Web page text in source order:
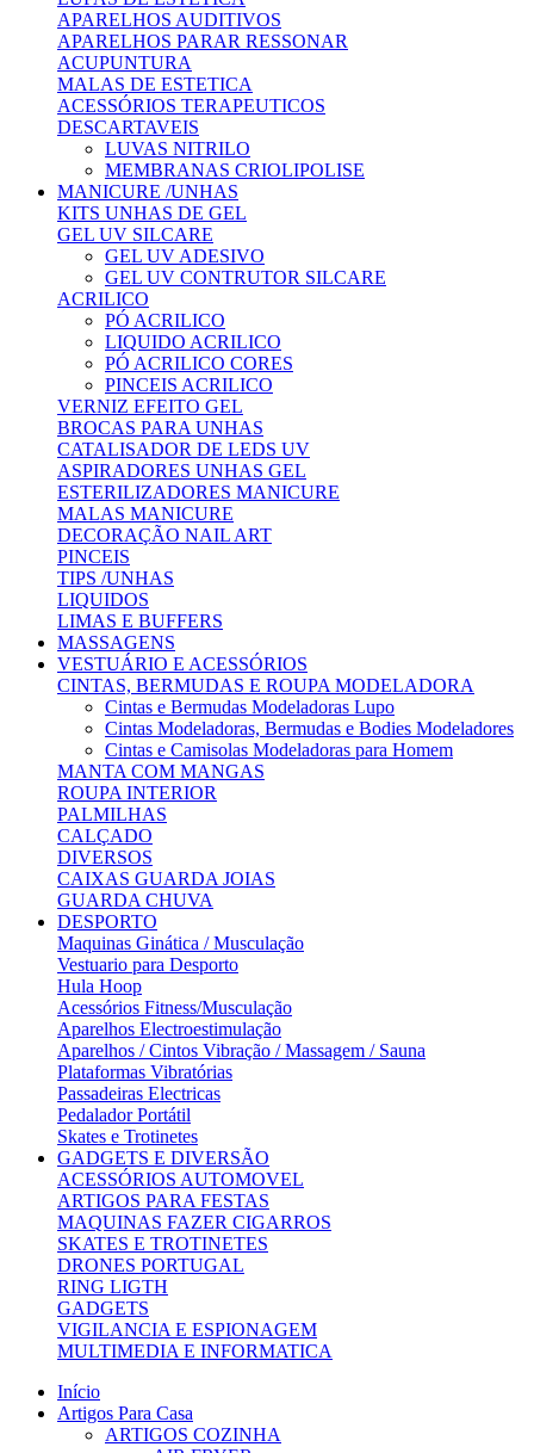
APARELHOS AUDITIVOS
APARELHOS PARAR RESSONAR
ACUPUNTURA
MALAS DE ESTETICA
ACESSÓRIOS TERAPEUTICOS
DESCARTAVEIS
LUVAS NITRILO
MEMBRANAS CRIOLIPOLISE
MANICURE /UNHAS
KITS UNHAS DE GEL
GEL UV SILCARE
GEL UV ADESIVO
GEL UV CONTRUTOR SILCARE
ACRILICO
PÓ ACRILICO
LIQUIDO ACRILICO
PÓ ACRILICO CORES
PINCEIS ACRILICO
VERNIZ EFEITO GEL
BROCAS PARA UNHAS
CATALISADOR DE LEDS UV
ASPIRADORES UNHAS GEL
ESTERILIZADORES MANICURE
MALAS MANICURE
DECORAÇÃO NAIL ART
PINCEIS
TIPS /UNHAS
LIQUIDOS
LIMAS E BUFFERS
MASSAGENS
VESTUÁRIO E ACESSÓRIOS
CINTAS, BERMUDAS E ROUPA MODELADORA
Cintas e Bermudas Modeladoras Lupo
Cintas Modeladoras, Bermudas e Bodies Modeladores
Cintas e Camisolas Modeladoras para Homem
MANTA COM MANGAS
ROUPA INTERIOR
PALMILHAS
CALÇADO
DIVERSOS
CAIXAS GUARDA JOIAS
GUARDA CHUVA
DESPORTO
Maquinas Ginática / Musculação
Vestuario para Desporto
Hula Hoop
Acessórios Fitness/Musculação
Aparelhos Electroestimulação
Aparelhos / Cintos Vibração / Massagem / Sauna
Plataformas Vibratórias
Passadeiras Electricas
Pedalador Portátil
Skates e Trotinetes
GADGETS E DIVERSÃO
ACESSÓRIOS AUTOMOVEL
ARTIGOS PARA FESTAS
MAQUINAS FAZER CIGARROS
SKATES E TROTINETES
DRONES PORTUGAL
RING LIGTH
GADGETS
VIGILANCIA E ESPIONAGEM
MULTIMEDIA E INFORMATICA
Início
Artigos Para Casa
ARTIGOS COZINHA